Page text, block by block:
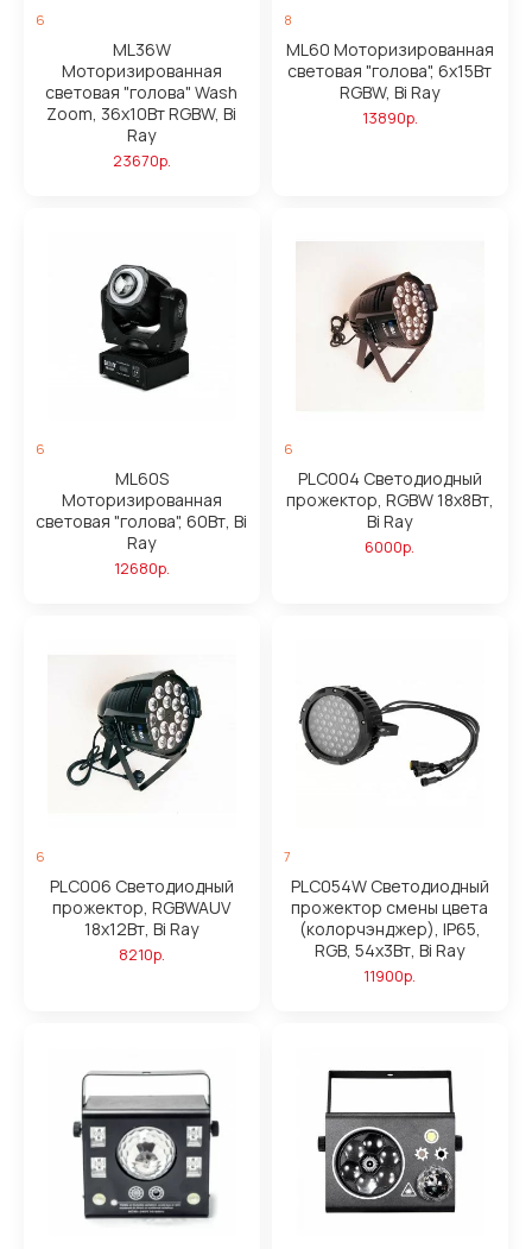
6
ML36W
Моторизированная
световая "голова" Wash
Zoom, 36х10Вт RGBW, Bi
Ray
23670р.
8
ML60 Моторизированная
световая "голова", 6х15Вт
RGBW, Bi Ray
13890р.
6
ML60S
Моторизированная
световая "голова", 60Вт, Bi
Ray
12680р.
6
PLC004 Светодиодный
прожектор, RGBW 18х8Вт,
Bi Ray
6000р.
6
PLC006 Светодиодный
прожектор, RGBWAUV
18х12Вт, Bi Ray
8210р.
7
PLC054W Светодиодный
прожектор смены цвета
(колорчэнджер), IP65,
RGB, 54х3Вт, Bi Ray
11900р.